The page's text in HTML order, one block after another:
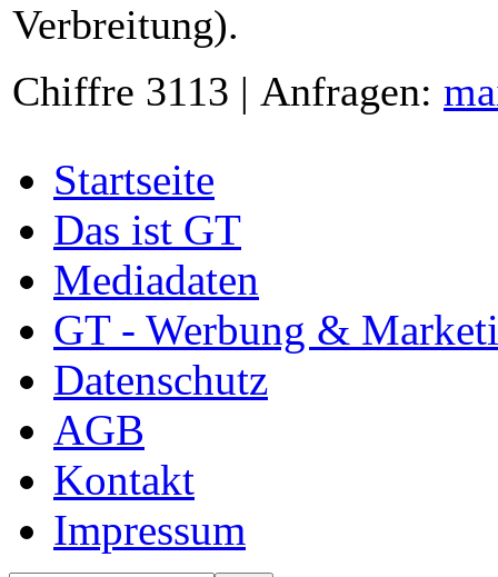
Verbreitung).
Chiffre 3113 | Anfragen:
Startseite
Das ist GT
Mediadaten
GT - Werbung &
Datenschutz
AGB
Kontakt
Impressum